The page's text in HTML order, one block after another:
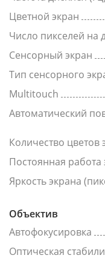
Цветной экран
Число пикселей на
Сенсорный экран
Тип сенсорного
Multitouch
Автоматический
Количество цветов
Постоянная работа
Яркость экрана
Объектив
Автофокусировка
Оптическая